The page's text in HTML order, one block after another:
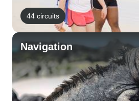
44 circuits
Navigation